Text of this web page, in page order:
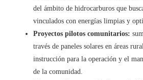
del ámbito de hidrocarburos que
vinculados con energías limpias y
Proyectos pilotos comunitarios:
través de paneles solares en áreas
instrucción para la operación y el
de la comunidad.